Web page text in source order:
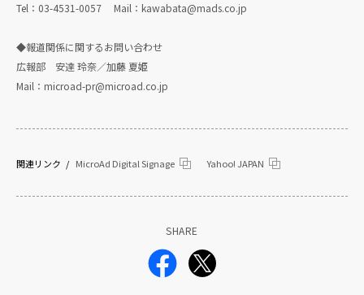
Tel：03-4531-0057 Mail：kawabata@mads.co.jp
◆報道関係に関するお問い合わせ
広報部 安達 玲奈／加藤 夏姫
Mail：microad-pr@microad.co.jp
関連リンク MicroAd Digital Signage Yahoo! JAPAN
SHARE